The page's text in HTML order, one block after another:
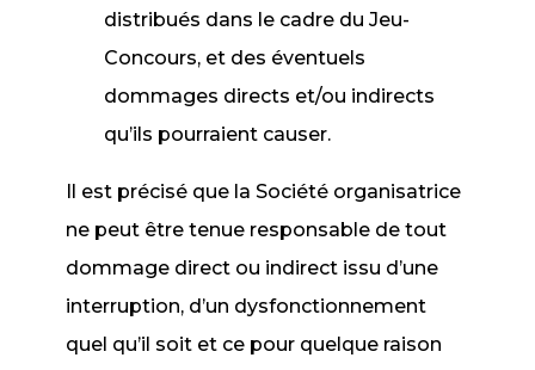
distribués dans le cadre du Jeu-
Concours, et des éventuels
dommages directs et/ou indirects
qu’ils pourraient causer.
Il est précisé que la Société organisatrice
ne peut être tenue responsable de tout
dommage direct ou indirect issu d’une
interruption, d’un dysfonctionnement
quel qu’il soit et ce pour quelque raison